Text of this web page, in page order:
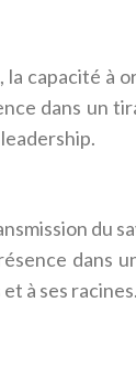
capacité à
dans un
du
dans
à ses racines.